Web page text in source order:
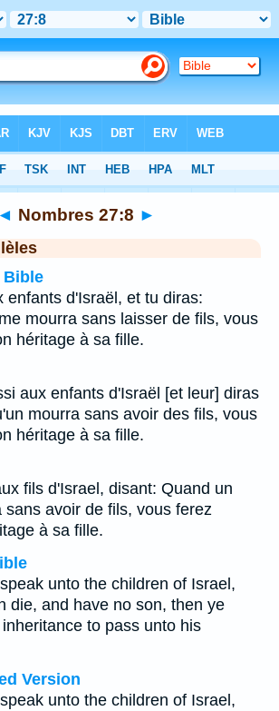
◄ Nombres 27:8 ►
Bible
enfants d'Israël, et tu diras:
mourra sans laisser de fils, vous
héritage à sa fille.
aux enfants d'Israël [et leur] diras
mourra sans avoir des fils, vous
héritage à sa fille.
fils d'Israel, disant: Quand un
sans avoir de fils, vous ferez
à sa fille.
unto the children of Israel,
die, and have no son, then ye
to pass unto his
Version
unto the children of Israel,